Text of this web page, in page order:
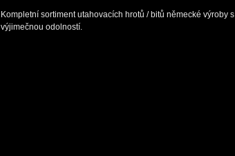
Kompletní sortiment utahovacích hrotů / bitů německé výroby s
výjimečnou odolností.